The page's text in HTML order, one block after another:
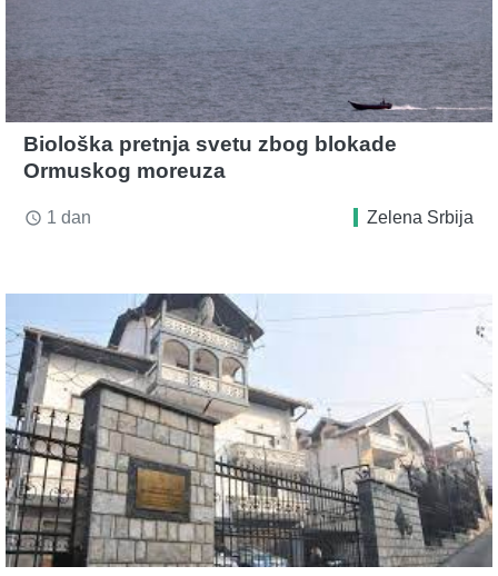
Biološka pretnja svetu zbog blokade
Ormuskog moreuza
access_time 1 dan Zelena Srbija